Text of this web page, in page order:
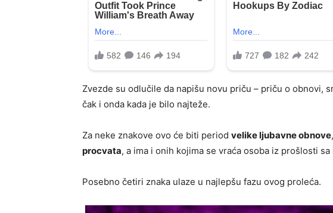
Zvezde su odlučile da napišu novu priču – priču o obnovi,
čak i onda kada je bilo najteže.
Za neke znakove ovo će biti period velike ljubavne obnove
procvata, a ima i onih kojima se vraća osoba iz prošlosti
Posebno četiri znaka ulaze u najlepšu fazu ovog proleća.